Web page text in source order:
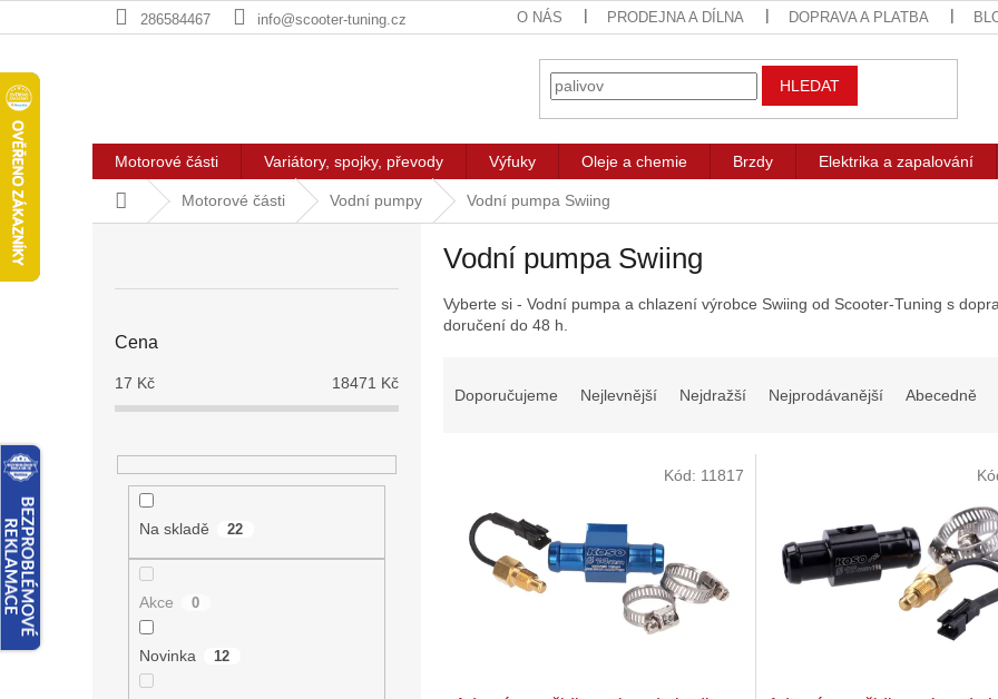
na
286584467 info@scooter-tuning.cz O NÁS PRODEJNA A DÍLNA DOPRAVA A PLATBA
HLEDAT
Motorové části Variátory, spojky, převody Výfuky Oleje a chemie Brzdy Elektrika a zapalování
Domů Motorové části Vodní pumpy Vodní pumpa Swiing
Cena
17 Kč 18471 Kč
Na skladě 22
Akce 0
Novinka 12
Vodní pumpa Swiing
Vyberte si - Vodní pumpa a chlazení výrobce Swiing od Scooter-Tuning s
doručení do 48 h.
Doporučujeme Nejlevnější Nejdražší Nejprodávanější Abecedně
Kód: 11817